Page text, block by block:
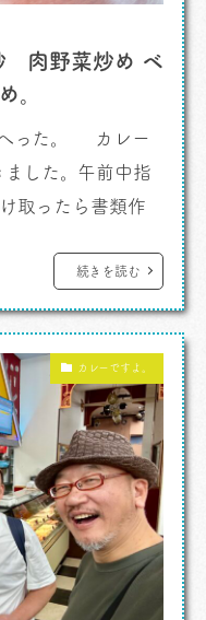
肉野菜炒め ベ
。
へった。 カレー
した。午前中指
取ったら書類作
じゃない。窓口
れて。幸いその場
、そんなバタバタ
続きを読む
カレーですよ。